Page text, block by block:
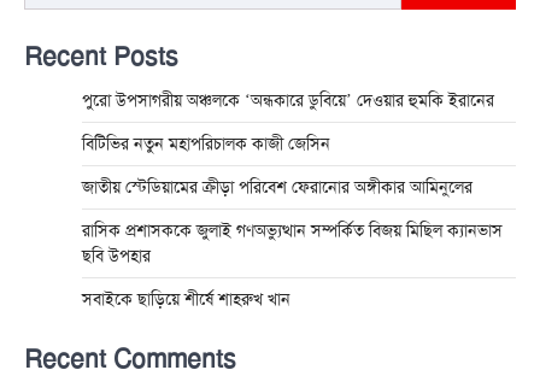
Recent Posts
পুরো উপসাগরীয় অঞ্চলকে ‘অন্ধকারে ডুবিয়ে’ দেওয়ার হুমকি ইরানের
বিটিভির নতুন মহাপরিচালক কাজী জেসিন
জাতীয় স্টেডিয়ামের ক্রীড়া পরিবেশ ফেরানোর অঙ্গীকার আমিনুলের
রাসিক প্রশাসককে জুলাই গণঅভ্যুত্থান সম্পর্কিত বিজয় মিছিল ক্যানভাস
ছবি উপহার
সবাইকে ছাড়িয়ে শীর্ষে শাহরুখ খান
Recent Comments